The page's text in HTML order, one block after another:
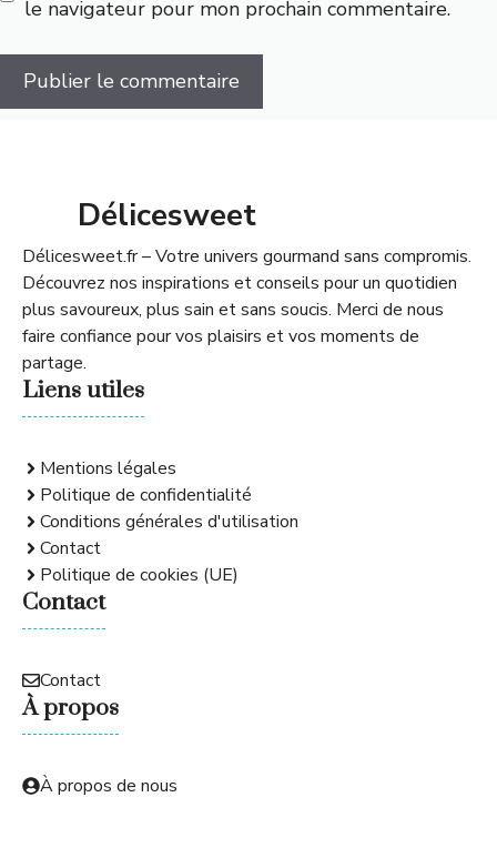
le navigateur pour mon prochain commentaire.
Délicesweet
Délicesweet.fr – Votre univers gourmand sans compromis.
Découvrez nos inspirations et conseils pour un quotidien
plus savoureux, plus sain et sans soucis. Merci de nous
faire confiance pour vos plaisirs et vos moments de
partage.
Liens utiles
Mentions légales
Politique de confidentialité
Conditions générales d'utilisation
Contact
Politique de cookies (UE)
Contact
Contact
À propos
À propos de nous